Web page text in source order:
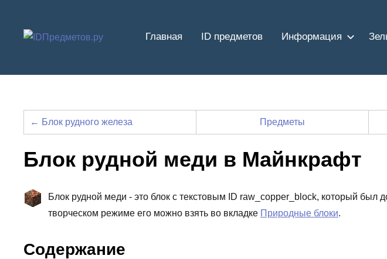
содержимому
Главная ID предметов Информация
← Блок рудного железа Предметы
Блок рудной меди в Майнкрафт
Блок рудной меди - это блок с текстовым ID raw_copper_block, который был
творческом режиме его можно взять во вкладке Природные блоки.
Содержание